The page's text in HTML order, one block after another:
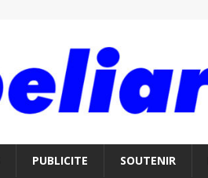
PUBLICITE SOUTENIR